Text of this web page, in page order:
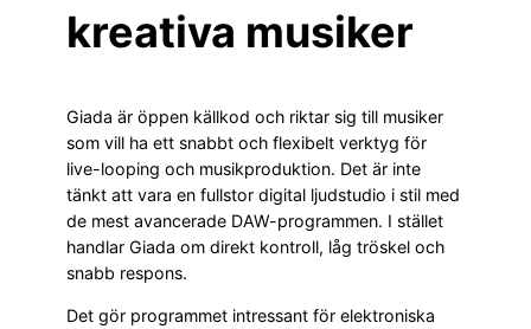
kreativa musiker
Giada är öppen källkod och riktar sig till musiker
som vill ha ett snabbt och flexibelt verktyg för
live-looping och musikproduktion. Det är inte
tänkt att vara en fullstor digital ljudstudio i stil med
de mest avancerade DAW-programmen. I stället
handlar Giada om direkt kontroll, låg tröskel och
snabb respons.
Det gör programmet intressant för elektroniska